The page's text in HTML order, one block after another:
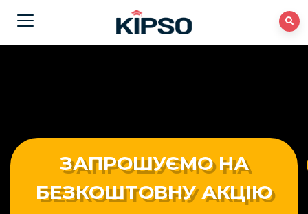
ЗАПРОШУЄМО НА
БЕЗКОШТОВНУ АКЦІЮ